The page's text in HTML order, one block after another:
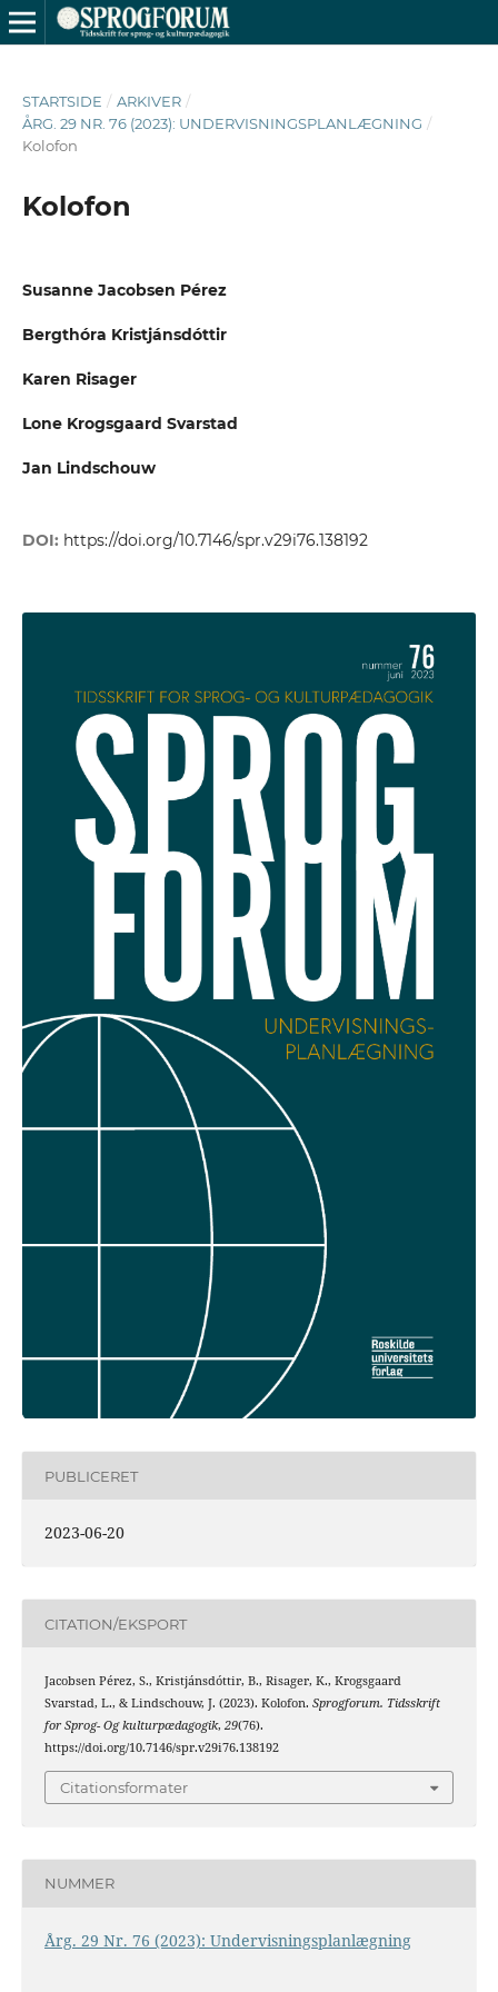
STARTSIDE / ARKIVER /
ÅRG. 29 NR. 76 (2023): UNDERVISNINGSPLANLÆGNING /
Kolofon
Kolofon
Susanne Jacobsen Pérez
Bergthóra Kristjánsdóttir
Karen Risager
Lone Krogsgaard Svarstad
Jan Lindschouw
DOI: https://doi.org/10.7146/spr.v29i76.138192
PUBLICERET
2023-06-20
CITATION/EKSPORT
Jacobsen Pérez, S., Kristjánsdóttir, B., Risager, K., Krogsgaard
Svarstad, L., & Lindschouw, J. (2023). Kolofon. Sprogforum. Tidsskrift
for Sprog- Og kulturpædagogik, 29(76).
https://doi.org/10.7146/spr.v29i76.138192
Citationsformater
NUMMER
Årg. 29 Nr. 76 (2023): Undervisningsplanlægning